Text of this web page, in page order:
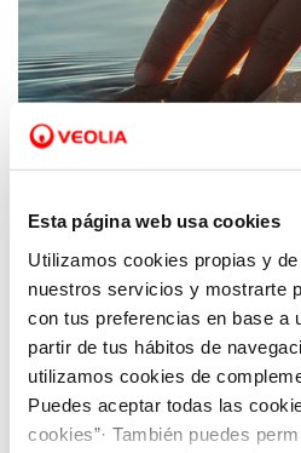
Esta página web usa cookies
Utilizamos cookies propias y
nuestros servicios y mostrarte
con tus preferencias en base a
partir de tus hábitos de
utilizamos cookies de
Puedes aceptar todas las
cookies”· También puedes
03 DIC 2025
Hidrogea es ahora Veolia